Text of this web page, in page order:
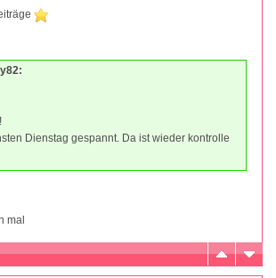
Dienstag gespannt. Da ist wieder kontrolle
mal